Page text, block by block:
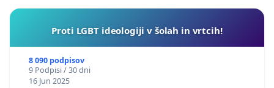
Proti LGBT ideologiji v šolah in vrtcih!
8 090 podpisov
9 Podpisi / 30 dni
16 Jun 2025